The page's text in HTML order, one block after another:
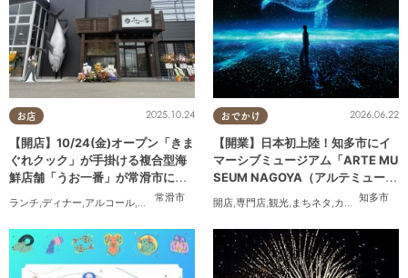
お店
常滑市
2025.10.24
【開店】10/24(金)オープン「きま
ぐれクック」が手掛ける複合型海
鮮店舗「うお一番」が常滑市に誕
ランチ ディナー アルコール 開店,まちネタ
おでかけ
知多市
2026.06.22
【開業】日本初上陸！知多市にイ
マーシブミュージアム「ARTE MU
SEUM NAGOYA（アルテミュージ
アムナゴヤ）」が2026年11月下旬
にオープン
開店 専門店 観光 まちネタ カップル ,友人